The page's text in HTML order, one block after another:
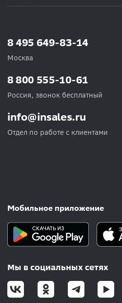
8 495 649-83-14
Москва
info@insales.ru
Отдел по работе с клиентами
8 800 555-10-61
Россия, звонок бесплатный
Мобильное приложение
Мы в социальных сетях